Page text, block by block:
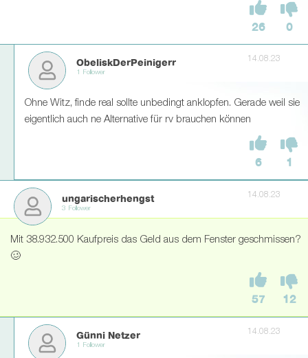
26 0
ObeliskDerPeinigerr
1 Follower
14.08.23
Ohne Witz, finde real sollte unbedingt anklopfen. Gerade weil sie
eigentlich auch ne Alternative für rv brauchen können
6 1
ungarischerhengst
3 Follower
14.08.23
Mit 38.932.500 Kaufpreis das Geld aus dem Fenster geschmissen?
🥴
57 12
Günni Netzer
1 Follower
14.08.23